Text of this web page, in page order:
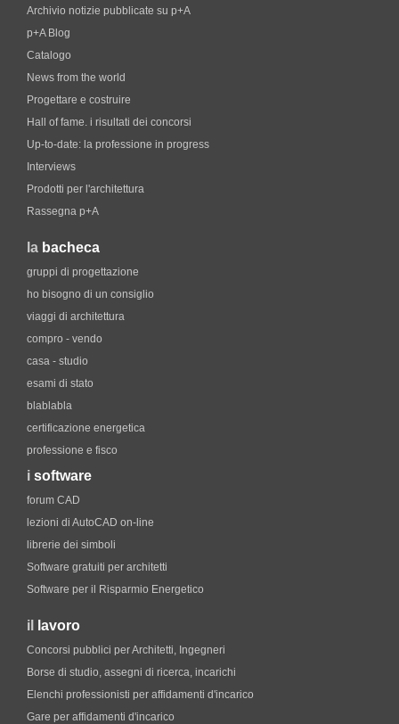
Archivio notizie pubblicate su p+A
p+A Blog
Catalogo
News from the world
Progettare e costruire
Hall of fame. i risultati dei concorsi
Up-to-date: la professione in progress
Interviews
Prodotti per l'architettura
Rassegna p+A
la bacheca
gruppi di progettazione
ho bisogno di un consiglio
viaggi di architettura
compro - vendo
casa - studio
esami di stato
blablabla
certificazione energetica
professione e fisco
i software
forum CAD
lezioni di AutoCAD on-line
librerie dei simboli
Software gratuiti per architetti
Software per il Risparmio Energetico
il lavoro
Concorsi pubblici per Architetti, Ingegneri
Borse di studio, assegni di ricerca, incarichi
Elenchi professionisti per affidamenti d'incarico
Gare per affidamenti d'incarico